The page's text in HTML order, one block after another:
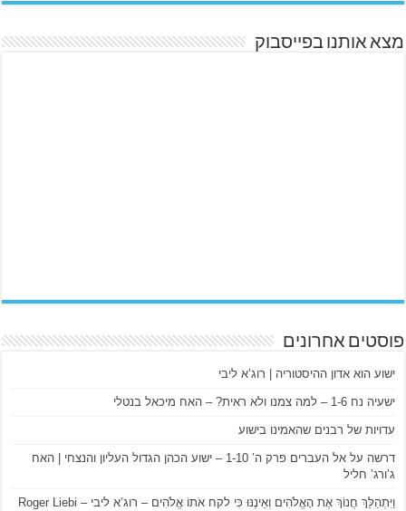
מצא אותנו בפייסבוק
פוסטים אחרונים
ישוע הוא אדון ההיסטוריה | רוג’א ליבי
ישעיה נח 1-6 – למה צמנו ולא ראית? – האח מיכאל בנטלי
עדויות של רבנים שהאמינו בישוע
דרשה על אל העברים פרק ה’ 1-10 – ישוע הכהן הגדול העליון והנצחי | האח
ג’ורג’ חליל
וַיִּתְהַלֵּךְ חֲנוֹךְ אֶת הָאֱלֹהִים וְאֵינֶנּוּ כִּי לקח אֹתוֹ אֱלֹהִים – רוג’א ליבי – Roger Liebi